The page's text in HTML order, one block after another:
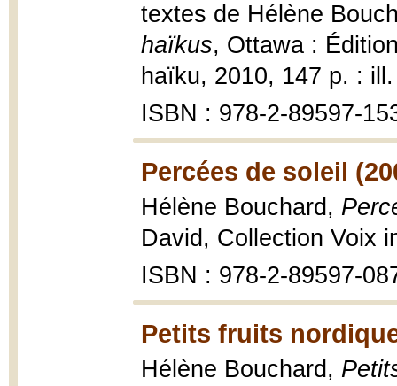
textes de Hélène
haïkus, Ottawa :
haïku, 2010, 147 p. :
ISBN : 978-2-89597-
Percées de soleil
Hélène Bouchard,
David, Collection Voix
ISBN : 978-2-89597-
Petits fruits
Hélène Bouchard,